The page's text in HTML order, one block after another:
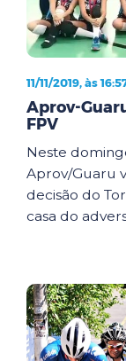
11/11/2019, às
Aprov-
FPV
Neste
Aprov/Guaru
decisão do
casa do